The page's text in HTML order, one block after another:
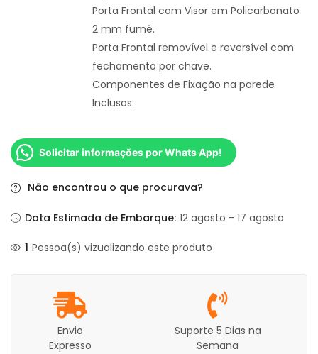
Porta Frontal com Visor em Policarbonato
2 mm fumê.
Porta Frontal removível e reversível com
fechamento por chave.
Componentes de Fixação na parede
Inclusos.
Solicitar informações por Whats App!
Não encontrou o que procurava?
Data Estimada de Embarque: 12 agosto - 17 agosto
1 Pessoa(s) vizualizando este produto
Envio
Expresso
Suporte 5 Dias na
Semana